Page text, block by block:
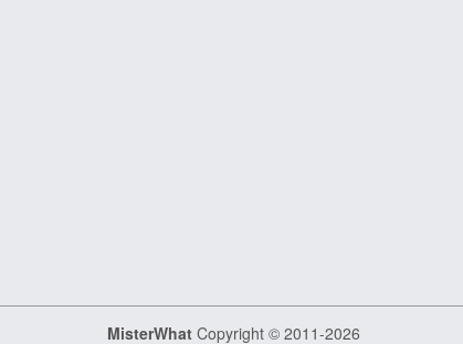
MisterWhat Copyright © 2011-2026